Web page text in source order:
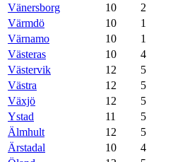
Vänersborg
10 2
Värmdö
10 1
Värnamo
10 1
Västeras
10 4
Västervik
12 5
Västra
12 5
Växjö
12 5
Ystad
11 5
Älmhult
12 5
Ärstadal
10 4